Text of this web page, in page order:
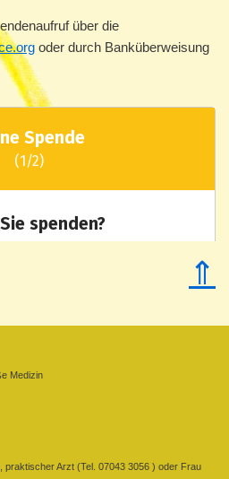
über die
oder durch Banküberweisung
⇑
Medizin
praktischer Arzt (Tel. 07043 3056 ) oder Frau